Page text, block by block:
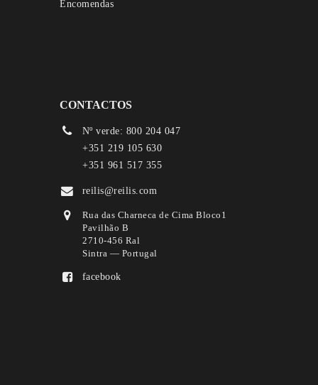
Encomendas
CONTACTOS
Nº verde: 800 204 047
+351 219 105 630
+351 961 517 355
reilis@reilis.com
Rua das Charneca de Cima Bloco1
Pavilhão B
2710-456 Ral
Sintra — Portugal
facebook